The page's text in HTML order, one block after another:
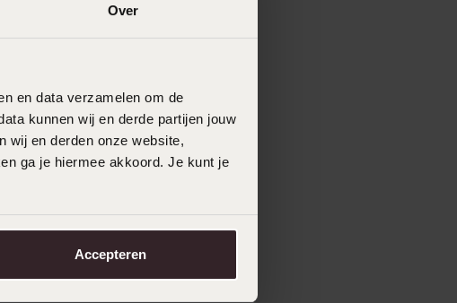
Over
en data verzamelen om de
kunnen wij en derde partijen jouw
wij en derden onze website,
ga je hiermee akkoord. Je kunt je
Accepteren